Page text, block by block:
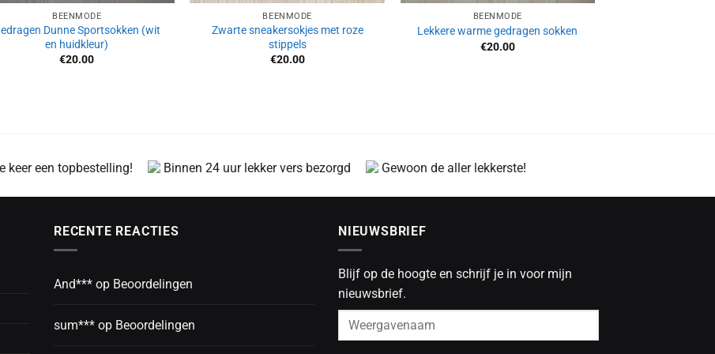
BEENMODE
Dunne Sportsokken (wit
en huidkleur)
€20.00
BEENMODE
Zwarte sneakersokjes met roze
stippels
€20.00
BEENMODE
Lekkere warme gedragen sokken
€20.00
keer een topbestelling! Binnen 24 uur lekker vers bezorgd Gewoon de aller lekkerste!
RECENTE REACTIES
And*** op Beoordelingen
sum*** op Beoordelingen
NIEUWSBRIEF
Blijf op de hoogte en schrijf je in voor mijn
nieuwsbrief.